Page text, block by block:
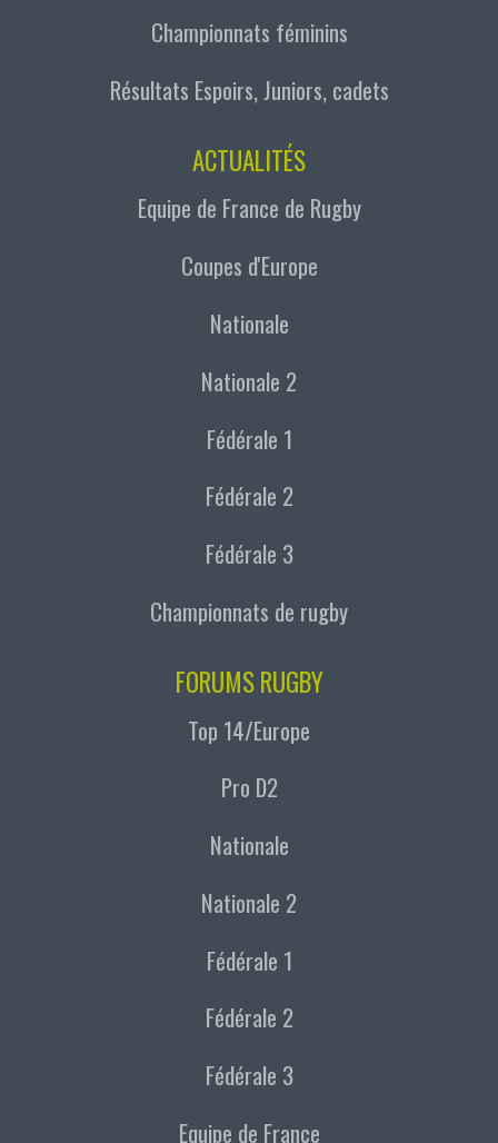
Championnats féminins
Résultats Espoirs, Juniors, cadets
ACTUALITÉS
Equipe de France de Rugby
Coupes d'Europe
Nationale
Nationale 2
Fédérale 1
Fédérale 2
Fédérale 3
Championnats de rugby
FORUMS RUGBY
Top 14/Europe
Pro D2
Nationale
Nationale 2
Fédérale 1
Fédérale 2
Fédérale 3
Equipe de France